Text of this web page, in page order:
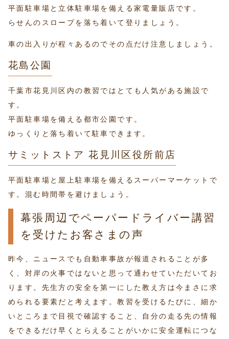
平面駐車場と立体駐車場を備える家電量販店です。
らせんのスロープを落ち着いて登りましょう。
車の出入りが程々あるのでその点だけ注意しましょう。
花島公園
千葉市花見川区内の教習ではとても人気がある施設で
す。
平面駐車場を備える都市公園です。
ゆっくりと落ち着いて駐車できます。
サミットストア 花見川区役所前店
平面駐車場と屋上駐車場を備えるスーパーマーケットで
す。混む時間帯を避けましょう。
幕張周辺でペーパードライバー講習
を受けたお客さまの声
昨今、ニュースでも自動車事故が報道されることが多
く、対岸の火事ではないと思って通わせていただいてお
ります。先生方の安全を第一にした教え方は今まさに求
められる要素だと考えます。教習を受けるたびに、細か
いところまで目視で確認すること、自分の走る先の情報
をできるだけ早くとらえることがいかに安全運転につな